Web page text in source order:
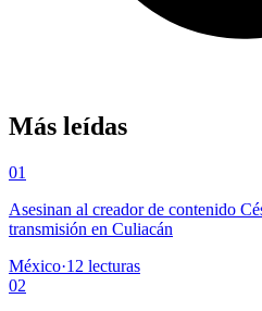
Más leídas
01
Asesinan al creador de contenido
transmisión en Culiacán
México·12 lecturas
02